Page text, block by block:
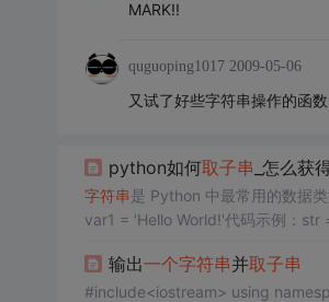
MARK!!
quguoping1017 2009-05-06
又试了好些字符串操作的函数
python如何取子串 _怎么获
字符串是 Python 中最常用的数据
var1 = 'Hello World!'代码示例：
输出一个字符串并取子串
#include<iostream> using namespace std; #include<string> void